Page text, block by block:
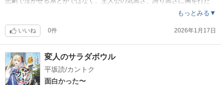
かと思ってしまう。めちゃくちゃいいやつなのに。
もっとみる▼
いいね 0件 2026年1月17日
変人のサラダボウル
平坂読/カントク
面白かった〜